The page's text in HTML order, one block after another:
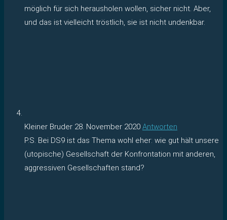
möglich für sich herausholen wollen, sicher nicht. Aber,
und das ist vielleicht tröstlich, sie ist nicht undenkbar.
Kleiner Bruder 28. November 2020 Antworten
P.S. Bei DS9 ist das Thema wohl eher: wie gut hält unsere
(utopische) Gesellschaft der Konfrontation mit anderen,
aggressiven Gesellschaften stand?